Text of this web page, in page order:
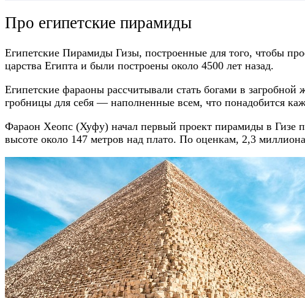
Про египетские пирамиды
Египетские Пирамиды Гизы, построенные для того, чтобы
царства Египта и были построены около 4500 лет назад.
Египетские фараоны рассчитывали стать богами в
гробницы для себя — наполненные всем, что понадобится
Фараон Хеопс (Хуфу) начал первый проект пирамиды в Гизе
высоте около 147 метров над плато. По оценкам, 2,3